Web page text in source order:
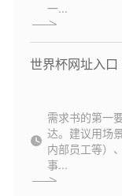
一...
世界杯网址入
需求书的第一
达。建议用场
内部员工等）
事...